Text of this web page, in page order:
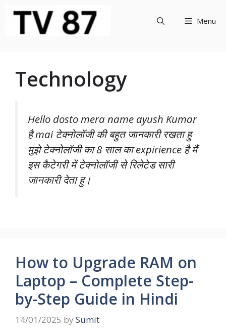
content
Menu
Technology
Hello dosto mera name ayush Kumar
है mai टेक्नोलॉजी की बहुत जानकारी रखता हु
मुझे टेक्नोलॉजी का 8 साल का expirience है मैं
इस कैटेगरी में टेक्नोलॉजी से रिलेटेड सारी
जानकारी देता हु।
How to Upgrade RAM on
Laptop – Complete Step-
by-Step Guide in Hindi
14/01/2025 by Sumit